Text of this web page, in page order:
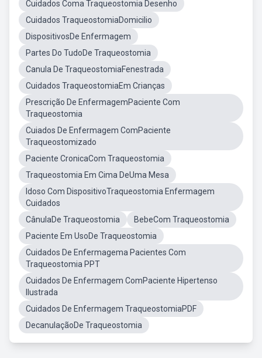
Cuidados Coma Traqueostomia Desenho
Cuidados TraqueostomiaDomicilio
DispositivosDe Enfermagem
Partes Do TudoDe Traqueostomia
Canula De TraqueostomiaFenestrada
Cuidados TraqueostomiaEm Crianças
Prescrição De EnfermagemPaciente Com
Traqueostomia
Cuiados De Enfermagem ComPaciente
Traqueostomizado
Paciente CronicaCom Traqueostomia
Traqueostomia Em Cima DeUma Mesa
Idoso Com DispositivoTraqueostomia Enfermagem
Cuidados
CânulaDe Traqueostomia
BebeCom Traqueostomia
Paciente Em UsoDe Traqueostomia
Cuidados De Enfermagema Pacientes Com
Traqueostomia PPT
Cuidados De Enfermagem ComPaciente Hipertenso
Ilustrada
Cuidados De Enfermagem TraqueostomiaPDF
DecanulaçãoDe Traqueostomia